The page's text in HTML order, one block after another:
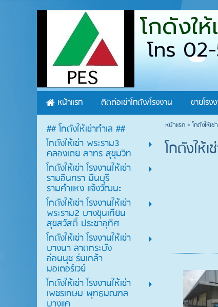
โกดังใ
โทร
หน้าแรก ติดต่อเช่าโกดัง/โรงงาน ขายโรง
## โกดังให้เช่าทำเล ##
โกดังให้เช่า พระราม3
คลองเตย สาทร สุขุมวิท
โกดังให้เช่า โรงงานให้เช่า
รามอินทรา มีนบุรี
รามคำแหง แจ้งวัฒนะ
โกดังให้เช่า โรงงานให้เช่า
พระราม2 บางขุนเทียน
สุขสวัสดิ์ ประชาอุทิศ
โกดังให้เช่า โรงงานให้เช่า
บางนา ลาดกระบัง
อ่อนนุช ร่มเกล้า
มอเตอร์เวย์
โกดังให้เช่า โรงงานให้เช่า
เพชรเกษม พุทธมณฑล
หน้าแรก>โกดังให้เ
โกดังให้